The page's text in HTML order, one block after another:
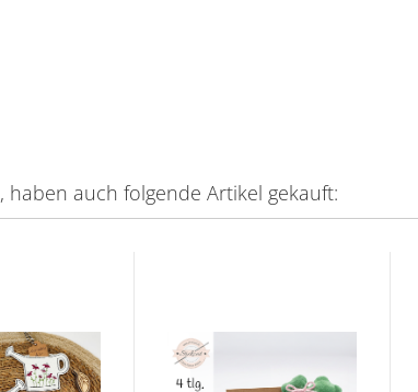
auch folgende Artikel gekauft: